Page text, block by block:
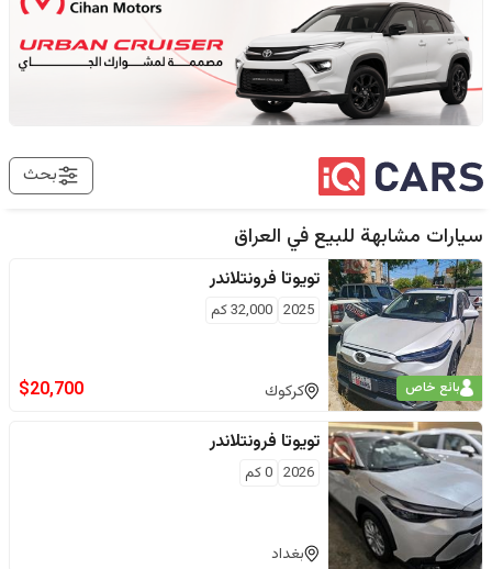
بحث
سيارات مشابهة للبيع في العراق
بائع خاص
تويوتا فرونتلاندر
2025
32,000كم
كركوك $20,700
تويوتا فرونتلاندر
2026
0كم
بغداد